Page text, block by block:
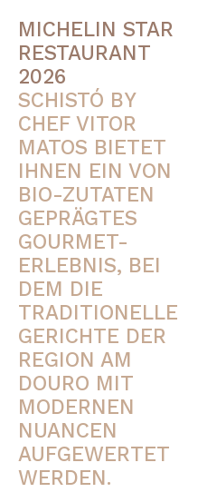
MICHELIN STAR
RESTAURANT
2026
SCHISTÓ BY
CHEF VITOR
MATOS BIETET
IHNEN EIN VON
BIO-ZUTATEN
GEPRÄGTES
GOURMET-
ERLEBNIS, BEI
DEM DIE
TRADITIONELLE
GERICHTE DER
REGION AM
DOURO MIT
MODERNEN
NUANCEN
AUFGEWERTET
WERDEN.